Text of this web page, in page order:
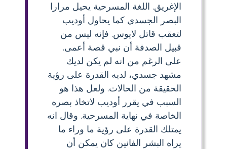
الإغريق. اللغة المسرحية يحيل مرارا
البصر الجسدي كما يحاول أوديب
لتعقب قاتل لايوس. فإنه ليس من
قبيل الصدفة أن نبي قصة أعمى.
على الرغم من انه لم يكن لديك
مشهد جسدي، لديه القدرة على رؤية
الحقيقة من الحالات. ولعل هذا هو
السبب في يقرر أوديب لاتخاذ بصره
الخاصة في نهاية المسرحية. وقال انه
يمتلك القدرة على رؤية ما وراء ما
يراه البشر الفانين كان يمكن أن